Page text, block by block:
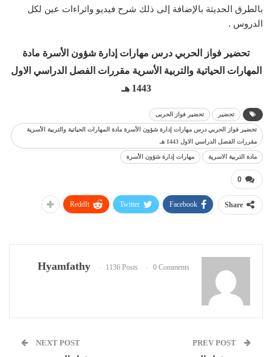
بالطرق الحديثة بالإضافة إلى ذلك شرح فيديو واثراءات عين لكل
الدروس .
تحضير فواز الحربي درس مهارات إدارة شؤون الأسرة مادة
المهارات الحياتية والتربية الأسرية مقررات الفصل الدراسي الاول
1443 هـ
تحضير تحضير فواز الحربى
تحضير فواز الحربي درس مهارات إدارة شؤون الأسرة مادة المهارات الحياتية والتربية الأسرية
مقررات الفصل الدراسي الاول 1443 هـ
مادة التربية الاسرية مهارات إدارة شؤون الأسرة
0
Share
Facebook
Twitter
ReddIt
Hyamfathy 1136 Posts 0 Comments
NEXT POST